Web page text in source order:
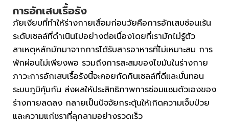
การอักเสบเรื้อรัง
ภัยเงียบที่ทำให้ร่างกายเสื่อมก่อนวัยคือการอักเสบซ่อนเร้น
ระดับเซลล์ที่ดำเนินไปอย่างต่อเนื่องโดยที่เรามักไม่รู้ตัว
สาเหตุหลักมักมาจากการได้รับสารอาหารที่ไม่เหมาะสม การ
พักผ่อนไม่เพียงพอ รวมถึงการสะสมของไขมันในร่างกาย
ภาวะการอักเสบเรื้อรังนี้จะคอยกัดกินเซลล์ที่ดีและบั่นทอน
ระบบภูมิคุ้มกัน ส่งผลให้ประสิทธิภาพการซ่อมแซมตัวเองของ
ร่างกายลดลง กลายเป็นปัจจัยกระตุ้นให้เกิดความเจ็บป่วย
และความแก่ชราที่ลุกลามอย่างรวดเร็ว